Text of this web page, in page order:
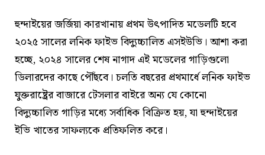
হুন্দাইয়ের জর্জিয়া কারখানায় প্রথম উৎপাদিত মডেলটি হবে
২০২৫ সালের লনিক ফাইভ বিদ্যুচ্চালিত এসইউভি। আশা করা
হচ্ছে, ২০২৪ সালের শেষ নাগাদ এই মডেলের গাড়িগুলো
ডিলারদের কাছে পৌঁছবে। চলতি বছরের প্রথমার্ধে লনিক ফাইভ
যুক্তরাষ্ট্রের বাজারে টেসলার বাইরে অন্য যে কোনো
বিদ্যুচ্চালিত গাড়ির মধ্যে সর্বাধিক বিক্রিত হয়, যা হুন্দাইয়ের
ইভি খাতের সাফল্যকে প্রতিফলিত করে।